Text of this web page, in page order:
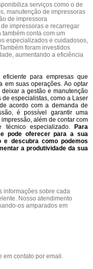
serviços como o de
manutenção de impressoras
de impressora
impressoras e recarregar
conta com um
especializados e cuidadosos,
foram investidos
aumentando a eficiência
para empresas que
em suas operações. Ao optar
a gestão e manutenção
especialistas, como a Laser
acordo com a demanda de
é possível garantir uma
além de contar com
especializado. Para
pode oferecer para a sua
e descubra como podemos
a produtividade da sua
informações sobre cada
Nosso atendimento
os amparados em
em contato por email.